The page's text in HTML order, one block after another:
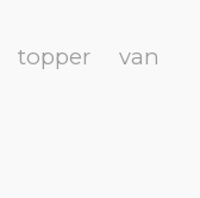
van